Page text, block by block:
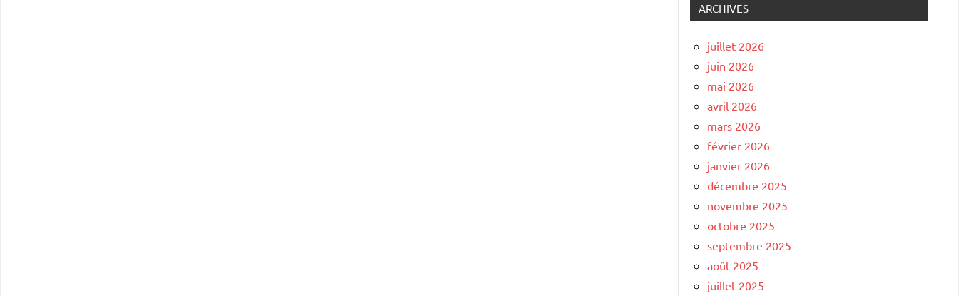
ARCHIVES
juillet 2026
juin 2026
mai 2026
avril 2026
mars 2026
février 2026
janvier 2026
décembre 2025
novembre 2025
octobre 2025
septembre 2025
août 2025
juillet 2025